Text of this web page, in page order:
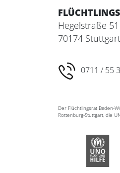
Hegelstraße 51
70174 Stuttgart
0711 / 55
Der Flüchtlingsrat Baden-
Rottenburg-Stuttgart, die